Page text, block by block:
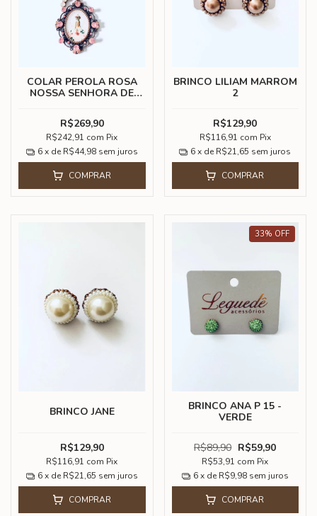
COLAR PEROLA ROSA
NOSSA SENHORA DE
R$269,90
R$242,91 com Pix
6 x de R$44,98 sem juros
COMPRAR
BRINCO LILIAM MARROM
2
R$129,90
R$116,91 com Pix
6 x de R$21,65 sem juros
COMPRAR
BRINCO JANE
R$129,90
R$116,91 com Pix
6 x de R$21,65 sem juros
COMPRAR
33% OFF
BRINCO ANA P 15 -
VERDE
R$89,90 R$59,90
R$53,91 com Pix
6 x de R$9,98 sem juros
COMPRAR